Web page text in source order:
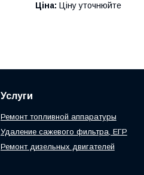
Ціна: Ціну уточнюйте
Услуги
Ремонт топливной аппаратуры
Удаление сажевого фильтра, ЕГР
Ремонт дизельных двигателей